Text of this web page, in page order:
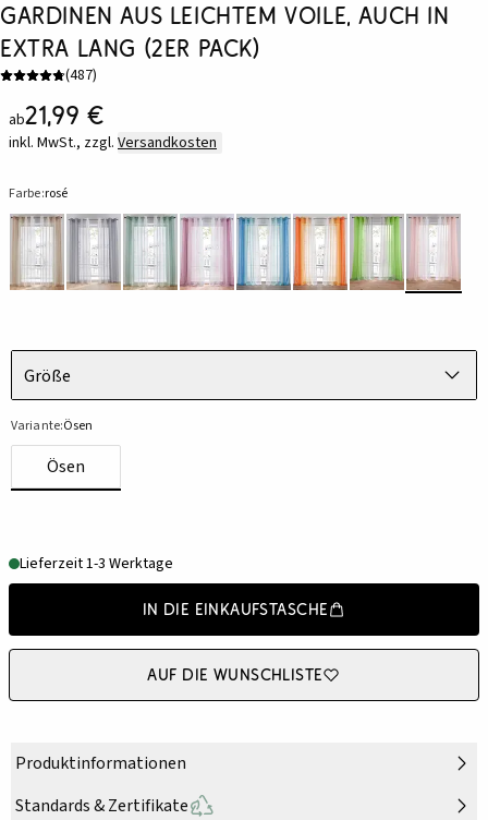
Gardinen aus leichtem Voile, auch in
extra lang (2er Pack)
(487)
ab21,99 €
inkl. MwSt., zzgl. Versandkosten
Farbe:rosé
Größe
Variante:Ösen
Ösen
Lieferzeit 1-3 Werktage
In die Einkaufstasche
Auf die Wunschliste
Produktinformationen
Standards & Zertifikate